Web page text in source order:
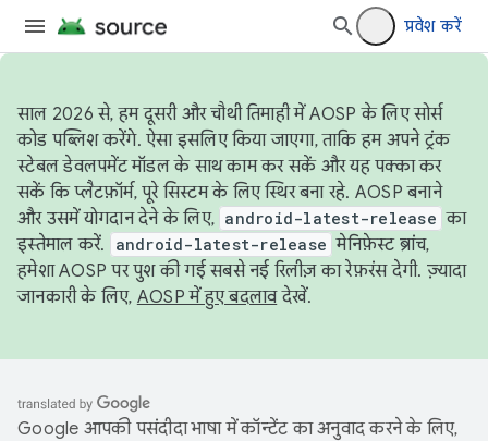
प्रवेश करें
साल 2026 से, हम दूसरी और चौथी तिमाही में AOSP के लिए सोर्स
कोड पब्लिश करेंगे. ऐसा इसलिए किया जाएगा, ताकि हम अपने ट्रंक
स्टेबल डेवलपमेंट मॉडल के साथ काम कर सकें और यह पक्का कर
सकें कि प्लैटफ़ॉर्म, पूरे सिस्टम के लिए स्थिर बना रहे. AOSP बनाने
और उसमें योगदान देने के लिए, android-latest-release का
इस्तेमाल करें.
android-latest-release मेनिफ़ेस्ट ब्रांच,
हमेशा AOSP पर पुश की गई सबसे नई रिलीज़ का रेफ़रंस देगी. ज़्यादा
जानकारी के लिए, AOSP में हुए बदलावदेखें.
Google आपकी पसंदीदा भाषा में कॉन्टेंट का अनुवाद करने के लिए,